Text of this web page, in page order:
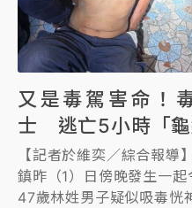
又是毒駕害命！
士 逃亡5小時「龜
【記者於維奕／綜合報導
鎮昨（1）日傍晚發生一
47歲林姓男子疑似吸毒恍